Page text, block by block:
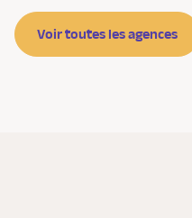
Voir toutes les agences